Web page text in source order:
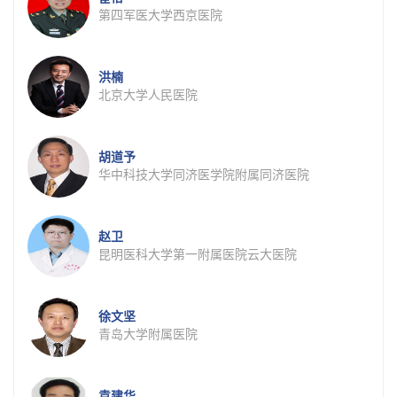
第四军医大学西京医院
洪楠
北京大学人民医院
胡道予
华中科技大学同济医学院附属同济医院
赵卫
昆明医科大学第一附属医院云大医院
徐文坚
青岛大学附属医院